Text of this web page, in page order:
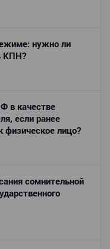
нужно ли
КПН?
в качестве
если ранее
физическое лицо?
сомнительной